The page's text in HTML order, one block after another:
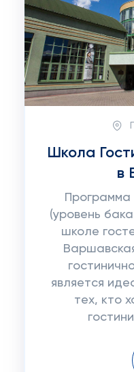
Школа
в
Программа
(уровень
школе
является
тех, кто